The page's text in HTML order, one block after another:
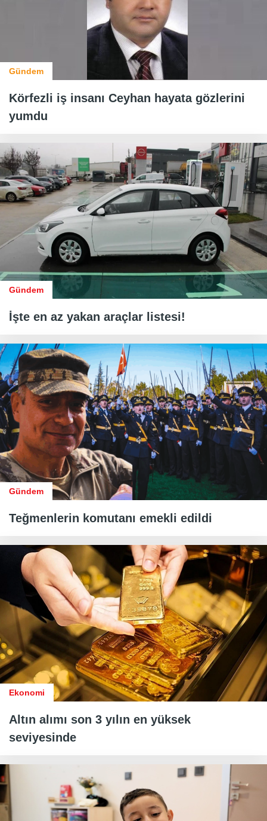
Gündem
Körfezli iş insanı Ceyhan hayata gözlerini
yumdu
Gündem
İşte en az yakan araçlar listesi!
Gündem
Teğmenlerin komutanı emekli edildi
Ekonomi
Altın alımı son 3 yılın en yüksek
seviyesinde